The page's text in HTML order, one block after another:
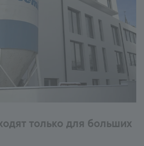
только для больших